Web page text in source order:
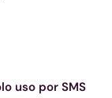
uso por SMS